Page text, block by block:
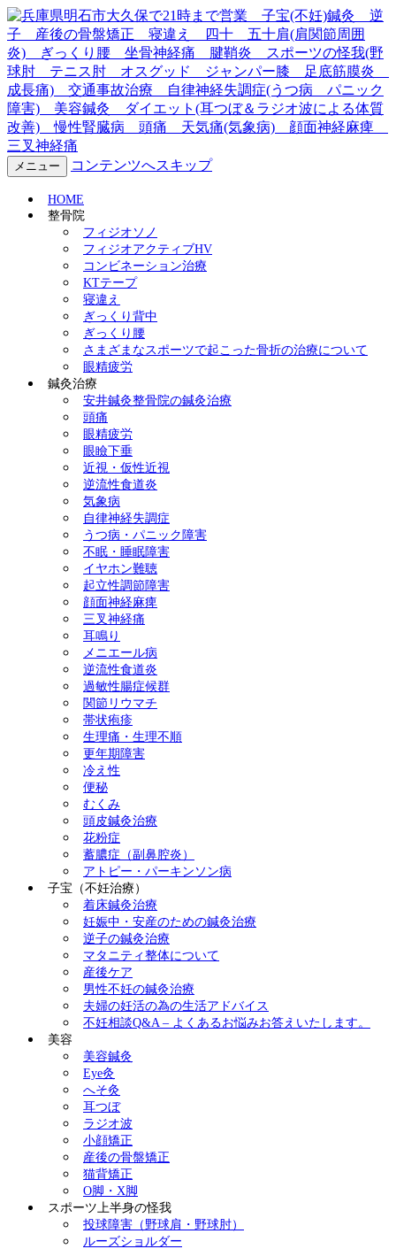
兵庫県明石市大久保で21時ま
で営業 子宝(不妊)鍼灸 逆
子 産後の骨盤矯正 寝違
え 四十 五十肩(肩関節周囲
炎) ぎっくり腰 坐骨神経
痛 腱鞘炎 スポーツの怪我
(野球肘 テニス肘 オスグッ
ド ジャンパー膝 足底筋膜
炎 成長痛) 交通事故治療
自律神経失調症(うつ病 パニ
ック障害) 美容鍼灸 ダイエ
ット(耳つぼ＆ラジオ波による
体質改善) 慢性腎臓病 頭
痛 天気痛(気象病) 顔面神経
麻痺 三叉神経痛
メニュー コンテンツへスキップ
HOME
整骨院
フィジオソノ
フィジオアクティブHV
コンビネーション治療
KTテープ
寝違え
ぎっくり背中
ぎっくり腰
さまざまなスポーツで起こった骨折の治療について
眼精疲労
鍼灸治療
安井鍼灸整骨院の鍼灸治療
頭痛
眼精疲労
眼瞼下垂
近視・仮性近視
逆流性食道炎
気象病
自律神経失調症
うつ病・パニック障害
不眠・睡眠障害
イヤホン難聴
起立性調節障害
顔面神経麻痺
三叉神経痛
耳鳴り
メニエール病
逆流性食道炎
過敏性腸症候群
関節リウマチ
帯状疱疹
生理痛・生理不順
更年期障害
冷え性
便秘
むくみ
頭皮鍼灸治療
花粉症
蓄膿症（副鼻腔炎）
アトピー・パーキンソン病
子宝（不妊治療）
着床鍼灸治療
妊娠中・安産のための鍼灸治療
逆子の鍼灸治療
マタニティ整体について
産後ケア
男性不妊の鍼灸治療
夫婦の妊活の為の生活アドバイス
不妊相談Q&A – よくあるお悩みお答えいたします。
美容
美容鍼灸
Eye灸
へそ灸
耳つぼ
ラジオ波
小顔矯正
産後の骨盤矯正
猫背矯正
O脚・X脚
スポーツ上半身の怪我
投球障害（野球肩・野球肘）
ルーズショルダー